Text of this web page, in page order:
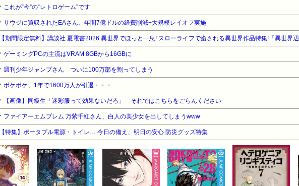
これが“今”の“レトロゲーム”です
サウジに買収されたEAさん、年間7億ドルの経費削減+大規模レイオフ実施
【期間限定無料】講談社 夏電書2026 異世界でほっと一息! スローライフで癒される異世界作品特集!『異世界
ゲーミングPCの主流はVRAM 8GBから16GBに
週刊少年ジャンプさん ついに100万部を割ってしまう
ポケポケ、1年で1600万人が引退・・・
【画像】同級生「迷彩服って効果ないだろ」 それではこちらをごらんください
ファイアーエムブレム 万紫千紅さん、白人の美少女を出してしまうwww
【特集】ポータブル電源・トイレ… 今日の備え、明日の安心 防災グッズ特集